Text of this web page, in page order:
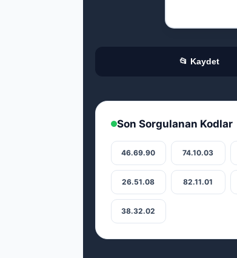
📂 Kaydet
Son Sorgulanan Kodlar
46.69.90 74.10.03
26.51.08 82.11.01
38.32.02